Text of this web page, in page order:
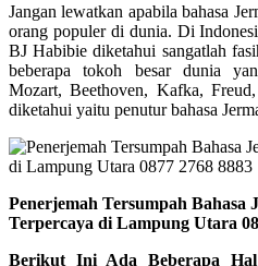
Jangan lewatkan apabila bahasa
orang populer di dunia. Di
BJ Habibie diketahui sangatlah
beberapa tokoh besar dunia
Mozart, Beethoven, Kafka,
diketahui yaitu penutur bahasa
Penerjemah Tersumpah Bahasa
Terpercaya di Lampung Utara
Berikut Ini Ada Beberapa